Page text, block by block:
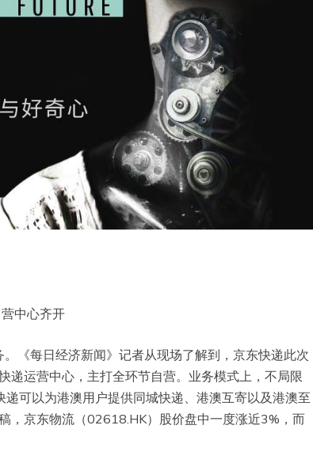
中心齐开
《每日经济新闻》记者从现场了解到，京东快递此次
递运营中心，主打全环节自营。业务模式上，不局限
可以为港澳用户提供同城快递、港澳互寄以及港澳至
，京东物流（02618.HK）股价盘中一度涨近3%，而